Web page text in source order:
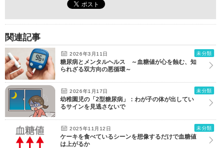
関連記事
2026年3月11日 未分類
糖尿病とメンタルヘルス ～血糖値が心を蝕む、知
られざる双方向の悪循環～
2026年1月17日 未分類
幼稚園児の「2型糖尿病」：わが子の体が出してい
るサインを見逃さないで
2025年11月12日 未分類
ケーキを食べているシーンを想像するだけで血糖値
は上がるか